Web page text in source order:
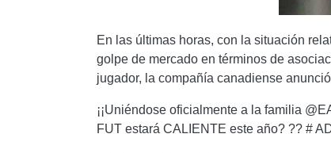
En las últimas horas, con la situación
golpe de mercado en términos de
jugador, la compañía canadiense
¡¡Uniéndose oficialmente a la familia
FUT estará CALIENTE este año? ?? #